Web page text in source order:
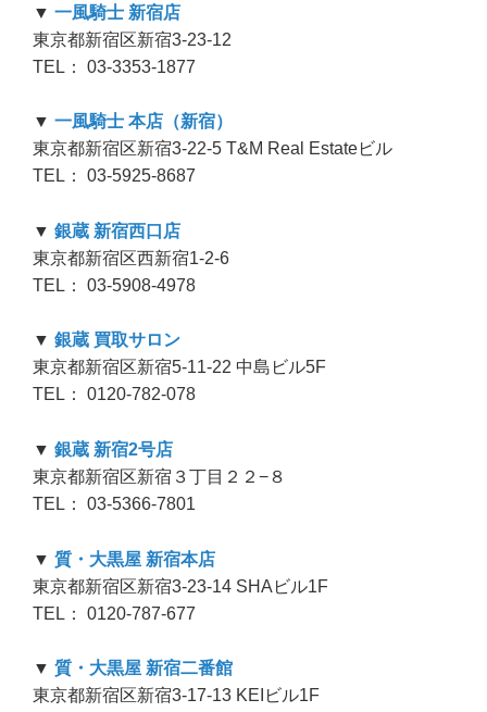
▼ 一風騎士 新宿店
東京都新宿区新宿3-23-12
TEL： 03-3353-1877
▼ 一風騎士 本店（新宿）
東京都新宿区新宿3-22-5 T&M Real Estateビル
TEL： 03-5925-8687
▼ 銀蔵 新宿西口店
東京都新宿区西新宿1-2-6
TEL： 03-5908-4978
▼ 銀蔵 買取サロン
東京都新宿区新宿5-11-22 中島ビル5F
TEL： 0120-782-078
▼ 銀蔵 新宿2号店
東京都新宿区新宿３丁目２２−８
TEL： 03-5366-7801
▼ 質・大黒屋 新宿本店
東京都新宿区新宿3-23-14 SHAビル1F
TEL： 0120-787-677
▼ 質・大黒屋 新宿二番館
東京都新宿区新宿3-17-13 KEIビル1F